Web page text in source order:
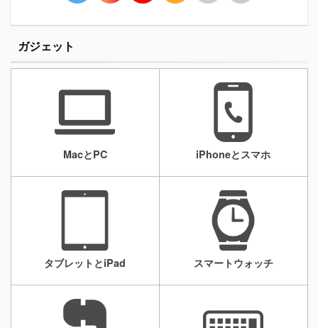
ガジェット
MacとPC iPhoneとスマホ
タブレットとiPad スマートウォッチ